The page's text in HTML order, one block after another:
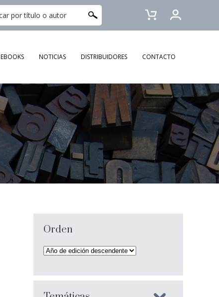
EBOOKS NOTICIAS DISTRIBUIDORES CONTACTO
Orden